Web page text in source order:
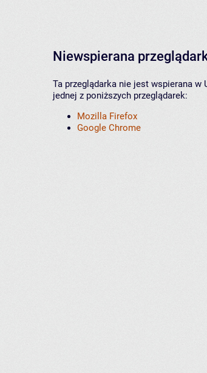
Niewspierana
Ta przeglądarka nie jest wspierana w
jednej z poniższych przeglądarek:
Mozilla Firefox
Google Chrome